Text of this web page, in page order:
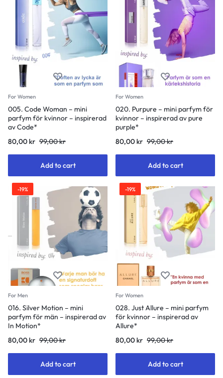
For Women
005. Code Woman – mini
parfym för kvinnor – inspirerad
av Code*
80,00kr 99,00kr
Add to cart
For Women
020. Purpure – mini parfym för
kvinnor – inspirerad av pure
purple*
80,00kr 99,00kr
Add to cart
-19%
For Men
016. Silver Motion – mini
parfym för män – inspirerad av
In Motion*
80,00kr 99,00kr
Add to cart
-19%
For Women
028. Just Allure – mini parfym
för kvinnor – inspirerad av
Allure*
80,00kr 99,00kr
Add to cart